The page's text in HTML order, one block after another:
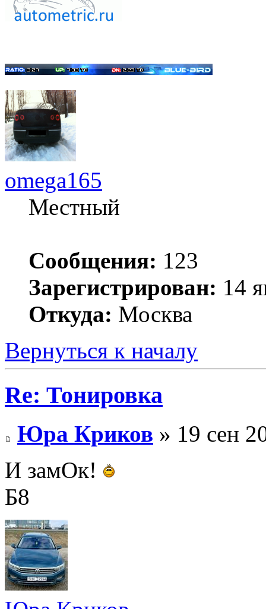
omega165
Местный
Сообщения: 123
Зарегистрирован: 14
Откуда: Москва
Вернуться к началу
Re: Тонировка
Юра Криков » 19 сен
И замОк!
Б8